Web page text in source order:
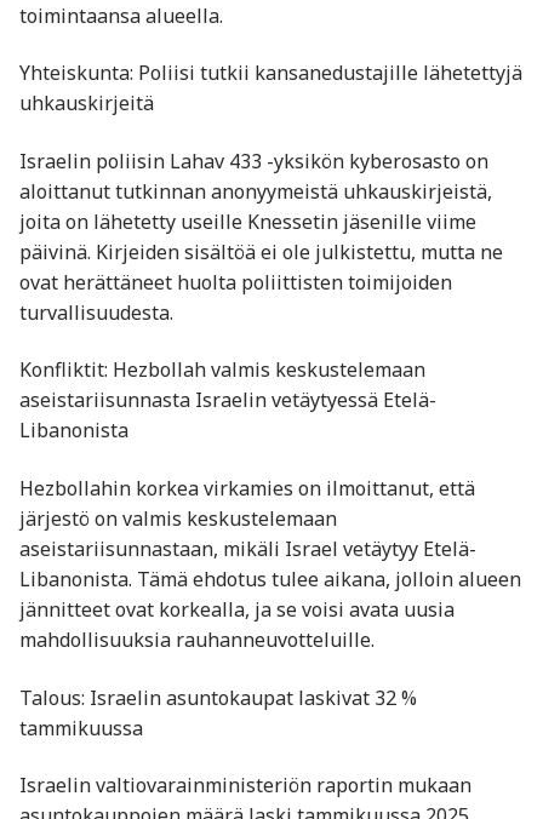
toimintaansa alueella. ​
Yhteiskunta: Poliisi tutkii kansanedustajille lähetettyjä
uhkauskirjeitä
Israelin poliisin Lahav 433 -yksikön kyberosasto on
aloittanut tutkinnan anonyymeistä uhkauskirjeistä,
joita on lähetetty useille Knessetin jäsenille viime
päivinä. Kirjeiden sisältöä ei ole julkistettu, mutta ne
ovat herättäneet huolta poliittisten toimijoiden
turvallisuudesta.
Konfliktit: Hezbollah valmis keskustelemaan
aseistariisunnasta Israelin vetäytyessä Etelä-
Libanonista
Hezbollahin korkea virkamies on ilmoittanut, että
järjestö on valmis keskustelemaan
aseistariisunnastaan, mikäli Israel vetäytyy Etelä-
Libanonista. Tämä ehdotus tulee aikana, jolloin alueen
jännitteet ovat korkealla, ja se voisi avata uusia
mahdollisuuksia rauhanneuvotteluille. ​
Talous: Israelin asuntokaupat laskivat 32 %
tammikuussa
Israelin valtiovarainministeriön raportin mukaan